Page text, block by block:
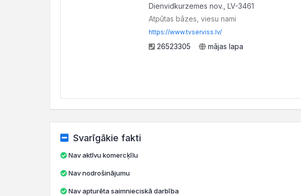
Dienvidkurzemes nov., LV-3461
Atpūtas bāzes, viesu nami
https://www.tvserviss.lv/
26523305 mājas lapa
Svarīgākie fakti
Nav aktīvu komercķīlu
Nav nodrošinājumu
Nav apturēta saimnieciskā darbība